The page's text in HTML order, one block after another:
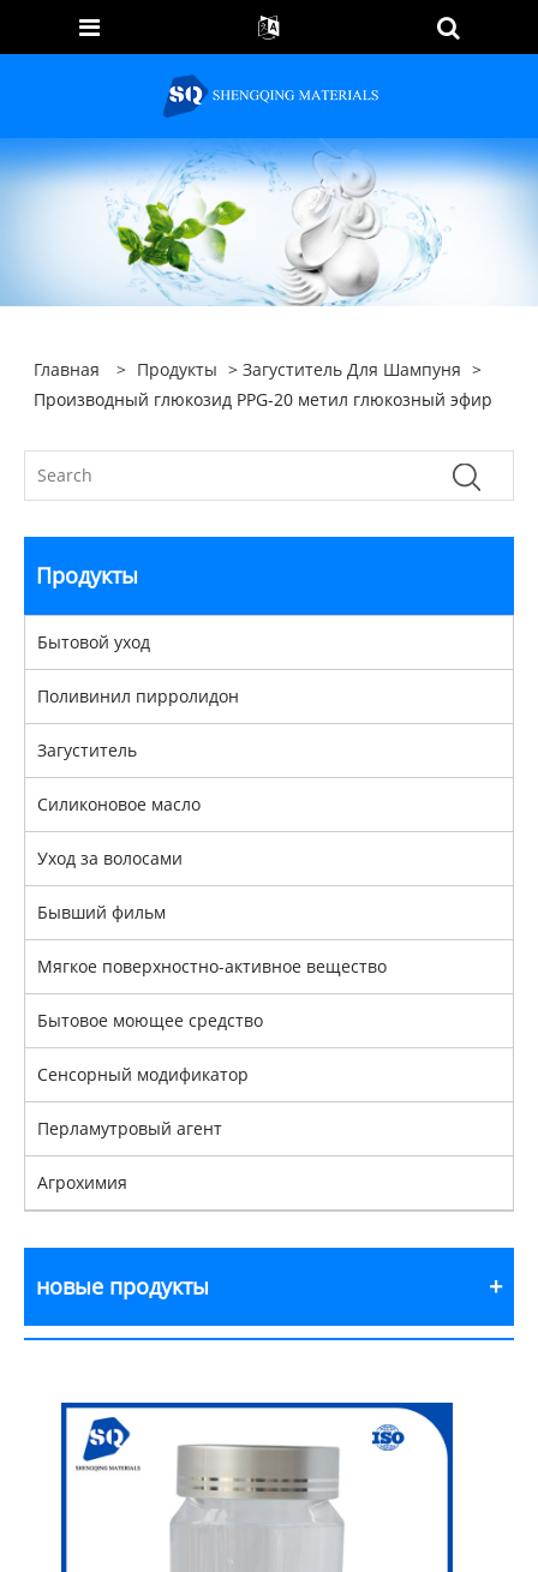
Главная > Продукты >Загуститель Для Шампуня >
Производный глюкозид PPG-20 метил глюкозный эфир
Продукты
Бытовой уход
Поливинил пирролидон
Загуститель
Силиконовое масло
Уход за волосами
Бывший фильм
Мягкое поверхностно-активное вещество
Бытовое моющее средство
Сенсорный модификатор
Перламутровый агент
Агрохимия
новые продукты